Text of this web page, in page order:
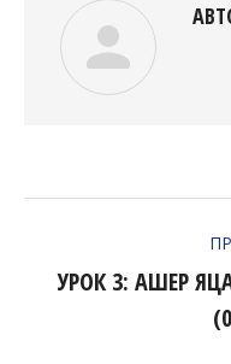
ПОУРОК 3: АШЕР